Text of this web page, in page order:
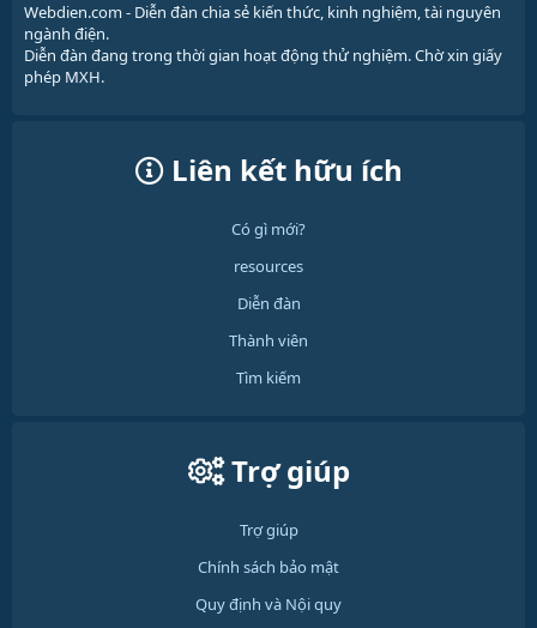
Webdien.com - Diễn đàn chia sẻ kiến thức, kinh nghiệm, tài nguyên
ngành điện.
Diễn đàn đang trong thời gian hoạt động thử nghiệm. Chờ xin giấy
phép MXH.
Liên kết hữu ích
Có gì mới?
resources
Diễn đàn
Thành viên
Tìm kiếm
Trợ giúp
Trợ giúp
Chính sách bảo mật
Quy định và Nội quy